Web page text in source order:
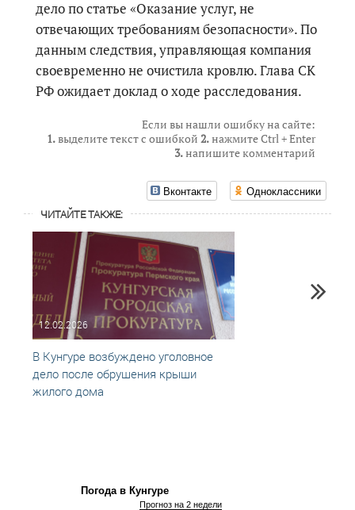
дело по статье «Оказание услуг, не
отвечающих требованиям безопасности». По
данным следствия, управляющая компания
своевременно не очистила кровлю. Глава СК
РФ ожидает доклад о ходе расследования.
Если вы нашли ошибку на сайте:
1.выделите текст с ошибкой 2.нажмите Ctrl + Enter
3.напишите комментарий
Вконтакте Одноклассники
ЧИТАЙТЕ ТАКЖЕ:
12.02.2026
В Кунгуре возбуждено уголовное
дело после обрушения крыши
жилого дома
Погода в Кунгуре
Прогноз на 2 недели